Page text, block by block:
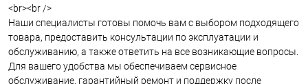
<br><br />
Наши специалисты готовы помочь вам с выбором подходящего
товара, предоставить консультации по эксплуатации и
обслуживанию, а также ответить на все возникающие вопросы.
Для вашего удобства мы обеспечиваем сервисное
обслуживание, гарантийный ремонт и поддержку после